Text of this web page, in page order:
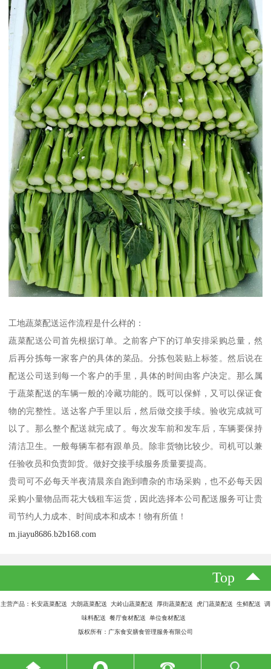
工地蔬菜配送运作流程是什么样的：
蔬菜配送公司首先根据订单。之前客户下的订单安排采购总量，然
后再分拣每一家客户的具体的菜品。分拣包装贴上标签。然后说在
配送公司送到每一个客户的手里，具体的时间由客户决定。那么属
于蔬菜配送的车辆一般的冷藏功能的。既可以保鲜，又可以保证食
物的完整性。送达客户手里以后，然后做交接手续。验收完成就可
以了。那么整个配送就完成了。每次发车前和发车后，车辆要保持
清洁卫生。一般每辆车都有跟单员。除非货物比较少。司机可以兼
任验收员和负责卸货。做好交接手续服务质量要提高。
贵司可不必每天半夜清晨亲自跑到嘈杂的市场采购，也不必每天因
采购小量物品而花大钱租车运货，因此选择本公司配送服务可让贵
司节约人力成本、时间成本和成本！物有所值！
m.jiayu8686.b2b168.com
Top
主营产品：长安蔬菜配送 大朗蔬菜配送 大岭山蔬菜配送 厚街蔬菜配送 虎门蔬菜配送 生鲜配送 调
味料配送 餐厅食材配送 单位食材配送
版权所有：广东食安膳食管理服务有限公司